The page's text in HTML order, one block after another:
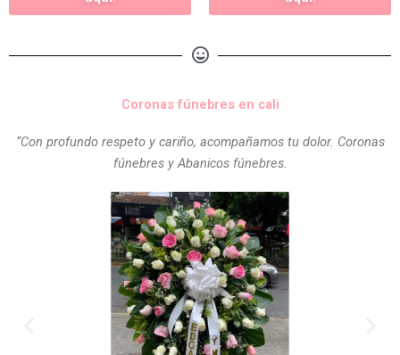
Coronas fúnebres en cali
“Con profundo respeto y cariño, acompañamos tu dolor. Coronas
fúnebres y Abanicos fúnebres.